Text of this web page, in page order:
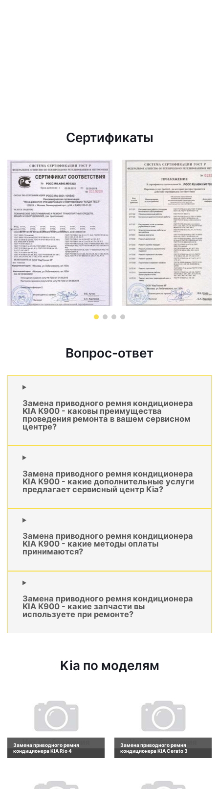
Сертификаты
Вопрос-ответ
Замена приводного ремня кондиционера
KIA K900 - каковы преимущества
проведения ремонта в вашем сервисном
центре?
Замена приводного ремня кондиционера
KIA K900 - какие дополнительные услуги
предлагает сервисный центр Kia?
Замена приводного ремня кондиционера
KIA K900 - какие методы оплаты
принимаются?
Замена приводного ремня кондиционера
KIA K900 - какие запчасти вы
используете при ремонте?
Kia по моделям
Замена приводного ремня
кондиционера KIA Rio 4
Замена приводного ремня
кондиционера KIA Cerato 3